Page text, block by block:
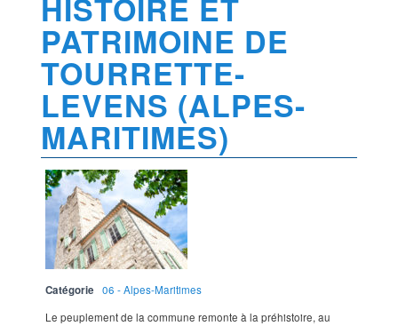
HISTOIRE ET
PATRIMOINE DE
TOURRETTE-
LEVENS (ALPES-
MARITIMES)
Catégorie
06 - Alpes-Maritimes
Le peuplement de la commune remonte à la préhistoire, au